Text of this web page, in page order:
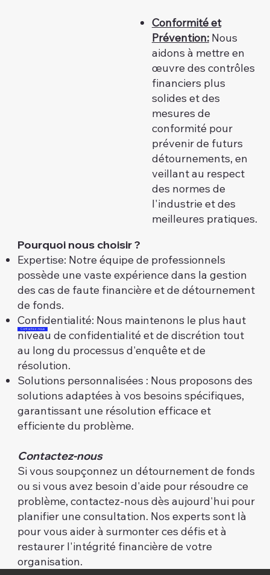
Conformité et
Prévention:Nous
aidons à mettre en
œuvre des contrôles
financiers plus
solides et des
mesures de
conformité pour
prévenir de futurs
détournements, en
veillant au respect
des normes de
l'industrie et des
meilleures pratiques.
Pourquoi nous choisir ?
Expertise: Notre équipe de professionnels
possède une vaste expérience dans la gestion
des cas de faute financière et de détournement
de fonds.​
Confidentialité: Nous maintenons le plus haut
niveau de confidentialité et de discrétion tout
au long du processus d'enquête et de
résolution.​
Solutions personnalisées : Nous proposons des
solutions adaptées à vos besoins spécifiques,
garantissant une résolution efficace et
efficiente du problème.
Contactez-nous
Si vous soupçonnez un détournement de fonds
ou si vous avez besoin d'aide pour résoudre ce
problème, contactez-nous dès aujourd'hui pour
planifier une consultation. Nos experts sont là
pour vous aider à surmonter ces défis et à
restaurer l'intégrité financière de votre
organisation.
Contactez-nous